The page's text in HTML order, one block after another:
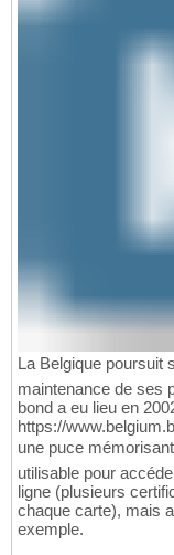
La Belgique poursuit
maintenance de ses
bond a eu lieu en
https://
une puce
utilisable pour
ligne (plusieurs
chaque carte), mais
exemple.